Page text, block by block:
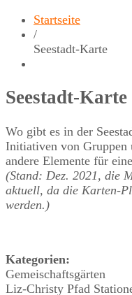
Startseite
/
Seestadt-Karte
Seestadt-Karte
Wo gibt es in der
Initiativen von Gruppen
andere Elemente für
(Stand: Dez. 2021, die
aktuell, da die Karten-
werden.)
Kategorien:
Gemeischaftsgärten
Liz-Christy Pfad